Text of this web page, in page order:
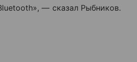
— сказал Рыбников.